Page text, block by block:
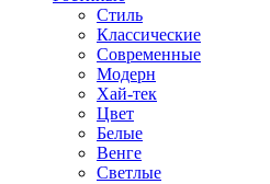
Стиль
Классические
Современные
Модерн
Хай-тек
Цвет
Белые
Венге
Светлые